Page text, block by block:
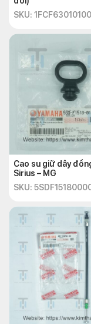
SKU: 1FCF63010100
Cao su giữ dây
Sirius – MG
SKU: